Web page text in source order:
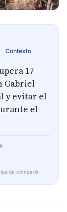
Contexto
17
Gabriel
y evitar el
el
de compartir.